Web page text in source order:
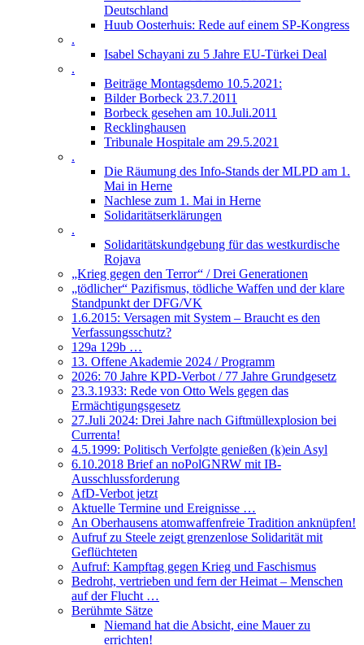
Deutschland
Huub Oosterhuis: Rede auf einem SP-Kongress
.
Isabel Schayani zu 5 Jahre EU-Türkei Deal
.
Beiträge Montagsdemo 10.5.2021:
Bilder Borbeck 23.7.2011
Borbeck gesehen am 10.Juli.2011
Recklinghausen
Tribunale Hospitale am 29.5.2021
.
Die Räumung des Info-Stands der MLPD am 1.
Mai in Herne
Nachlese zum 1. Mai in Herne
Solidaritätserklärungen
.
Solidaritätskundgebung für das westkurdische
Rojava
„Krieg gegen den Terror“ / Drei Generationen
„tödlicher“ Pazifismus, tödliche Waffen und der klare
Standpunkt der DFG/VK
1.6.2015: Versagen mit System – Braucht es den
Verfassungsschutz?
129a 129b …
13. Offene Akademie 2024 / Programm
2026: 70 Jahre KPD-Verbot / 77 Jahre Grundgesetz
23.3.1933: Rede von Otto Wels gegen das
Ermächtigungsgesetz
27.Juli 2024: Drei Jahre nach Giftmüllexplosion bei
Currenta!
4.5.1999: Politisch Verfolgte genießen (k)ein Asyl
6.10.2018 Brief an noPolGNRW mit IB-
Ausschlussforderung
AfD-Verbot jetzt
Aktuelle Termine und Ereignisse …
An Oberhausens atomwaffenfreie Tradition anknüpfen!
Aufruf zu Steele zeigt grenzenlose Solidarität mit
Geflüchteten
Aufruf: Kampftag gegen Krieg und Faschismus
Bedroht, vertrieben und fern der Heimat – Menschen
auf der Flucht …
Berühmte Sätze
Niemand hat die Absicht, eine Mauer zu
errichten!